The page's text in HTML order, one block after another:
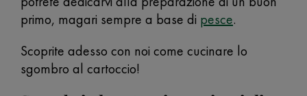
primo, magari sempre a base di pesce.
Scoprite adesso con noi come cucinare lo
sgombro al cartoccio!